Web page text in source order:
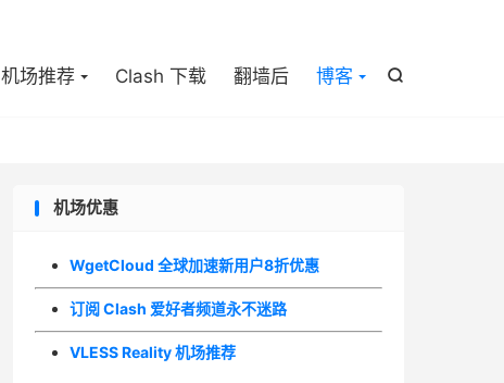

机场推荐 Clash 下载 翻墙后 博客
机场优惠
WgetCloud 全球加速新用户8折优惠
订阅 Clash 爱好者频道永不迷路
VLESS Reality 机场推荐